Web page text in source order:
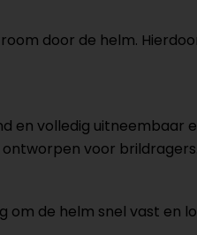
door de helm.
en volledig
ontworpen voor brildragers.
de helm snel vast en